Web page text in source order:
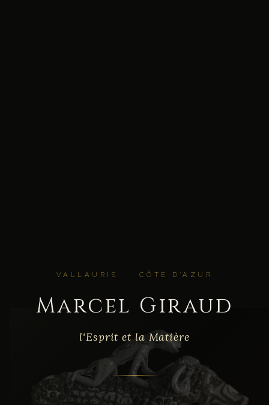
VALLAURIS · CÔTE D'AZUR
Marcel Giraud
l'Esprit et la Matière